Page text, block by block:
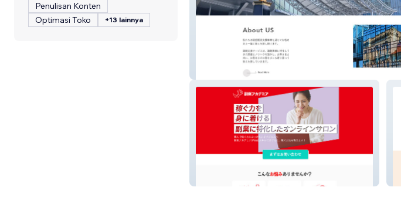
Penulisan Konten
Optimasi Toko
+13 lainnya
通販支援サービス